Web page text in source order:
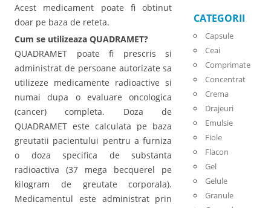
Acest medicament poate fi obtinut
doar pe baza de reteta.
Cum se utilizeaza QUADRAMET?
QUADRAMET poate fi prescris si
administrat de persoane autorizate sa
utilizeze medicamente radioactive si
numai dupa o evaluare oncologica
(cancer) completa. Doza de
QUADRAMET este calculata pe baza
greutatii pacientului pentru a furniza
o doza specifica de substanta
radioactiva (37 mega becquerel pe
kilogram de greutate corporala).
Medicamentul este administrat prin
CATEGORII
Capsule
Ceai
Comprimate
Concentrat
Crema
Drajeuri
Emulsie
Fiole
Flacon
Gel
Gelule
Granule